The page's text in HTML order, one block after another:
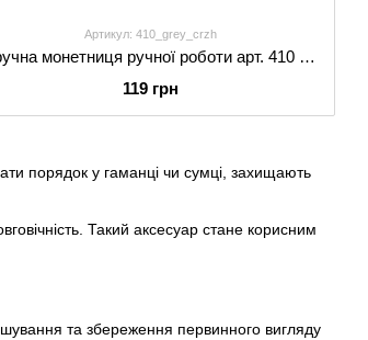
порядок у гаманці чи сумці, захищають
Такий аксесуар стане корисним
та збереження первинного вигляду
Артикул: 410_grey_crzh
Зручна монетниця ручної роботи арт. 410 темно-сірого кольору з натуральної вінтажної шкіри
119 грн